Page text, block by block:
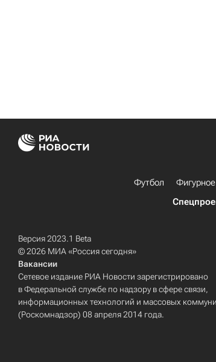
Футбол
Версия 2023.1 Beta
© 2026 МИА «Россия сегодня»
Вакансии
Сетевое издание РИА Новости зарегистрировано
в Федеральной службе по надзору в сфере связи,
информационных технологий и массовых
(Роскомнадзор) 08 апреля 2014 года.